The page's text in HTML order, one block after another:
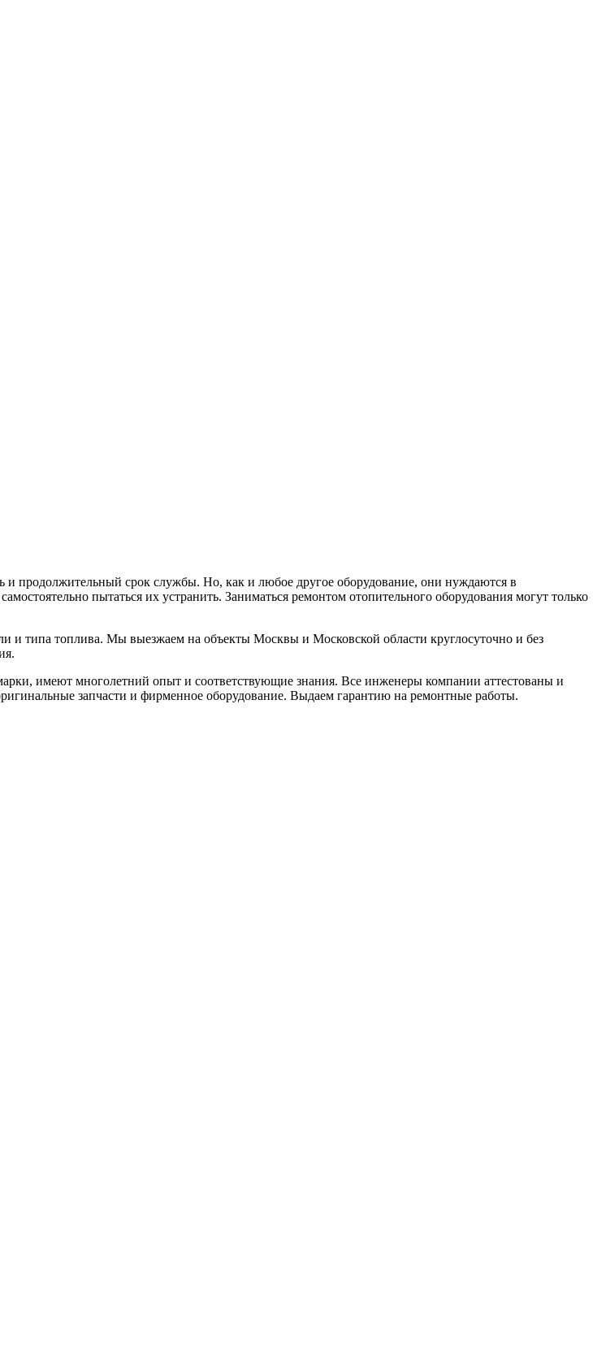
продолжительный срок службы. Но, как и любое другое оборудование, они нуждаются в
пытаться их устранить. Заниматься ремонтом отопительного оборудования могут только
и типа топлива. Мы выезжаем на объекты Москвы и Московской области круглосуточно и без
имеют многолетний опыт и соответствующие знания. Все инженеры компании аттестованы и
запчасти и фирменное оборудование. Выдаем гарантию на ремонтные работы.